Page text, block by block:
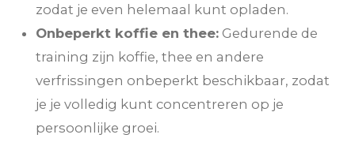
zodat je even helemaal kunt opladen.
Onbeperkt koffie en thee: Gedurende de
training zijn koffie, thee en andere
verfrissingen onbeperkt beschikbaar, zodat
je je volledig kunt concentreren op je
persoonlijke groei.